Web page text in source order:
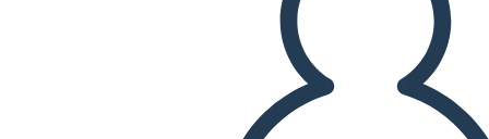
PŘEČTI MI